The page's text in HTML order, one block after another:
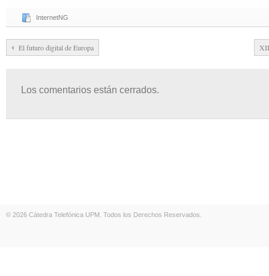
InternetNG
El futuro digital de Europa XII
Los comentarios están cerrados.
© 2026 Cátedra Telefónica UPM. Todos los Derechos Reservados.